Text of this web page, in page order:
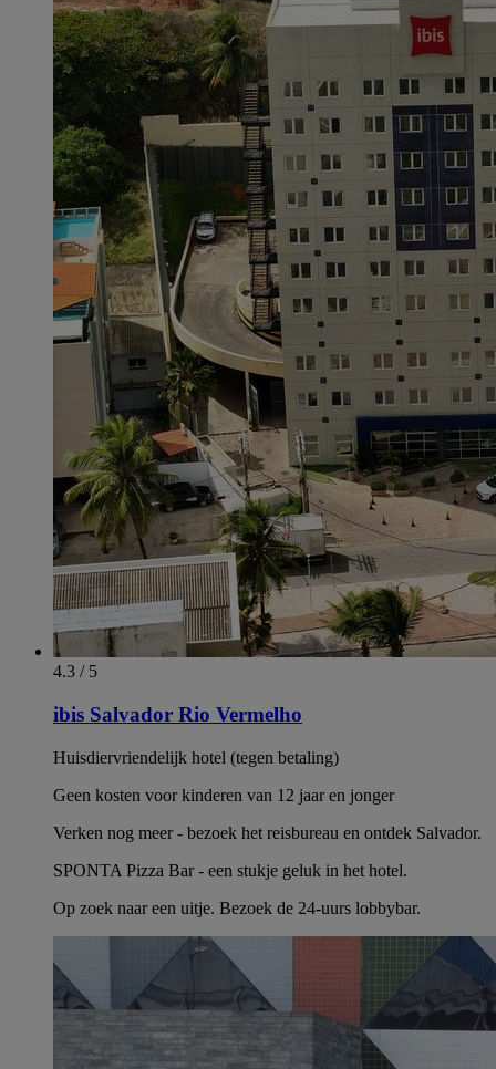
4.3 / 5
ibis Salvador Rio Vermelho
Huisdiervriendelijk hotel (tegen betaling)
Geen kosten voor kinderen van 12 jaar en jonger
Verken nog meer - bezoek het reisbureau en ontdek Salvador.
SPONTA Pizza Bar - een stukje geluk in het hotel.
Op zoek naar een uitje. Bezoek de 24-uurs lobbybar.